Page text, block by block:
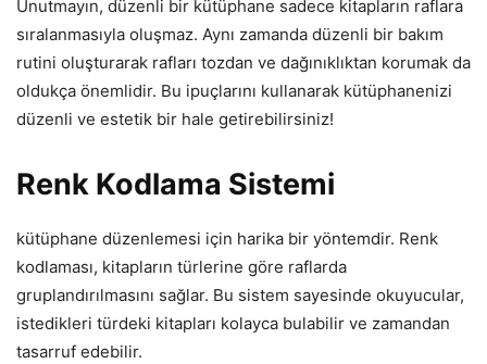
Unutmayın, düzenli bir kütüphane sadece kitapların raflara
sıralanmasıyla oluşmaz. Aynı zamanda düzenli bir bakım
rutini oluşturarak rafları tozdan ve dağınıklıktan korumak da
oldukça önemlidir. Bu ipuçlarını kullanarak kütüphanenizi
düzenli ve estetik bir hale getirebilirsiniz!
Renk Kodlama Sistemi
kütüphane düzenlemesi için harika bir yöntemdir. Renk
kodlaması, kitapların türlerine göre raflarda
gruplandırılmasını sağlar. Bu sistem sayesinde okuyucular,
istedikleri türdeki kitapları kolayca bulabilir ve zamandan
tasarruf edebilir.